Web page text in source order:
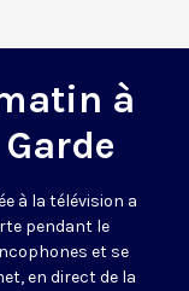
à
à la télévision a
pendant le
et se
en direct de la